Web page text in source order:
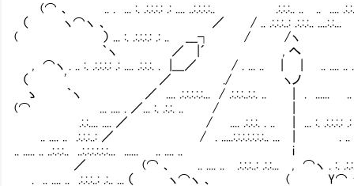
(⌒ 、 .. . ... :. .:.:.:.: .: .... ..:.:.:.:.. .:.:.:.. .. .. ....
（ ヽ⌒ヽ 、 ／ / .. .:.:.:..: .:.:.:.. ....:.:...
( ） ... :. .:.:.:.: .: .. ___┐ / /ヽ
｀ヽ ／ |´ , へ
, ⌒ヽ . .. :. .:.:.:.: .: .... .:.:.:. . |___／ / . ... .. | | .. .... ..
（ ' ／ ./ ヽノ
ゝ ｀ヽ ／ .... .:.:.:.:.:... / .:.:.:..:.:. .. | . ...... ..
(⌒ ... .... . ／... :. .:.:. .. / |
.:.:.... .... ／ / .... .:.:.:. . .. | ... :. .:.:.:.: .:
.. .... .. .:.:.:..: ／ / . .....:.:.:.:.:.:.:.. ... | . ..
.. ..... .. ..:.:.:.. ..:.:.:.:.:.:... ...... .. .... .. i
／ (⌒ 、 .. .... .. .:.:.:..: .:.:... , ⌒ヽ . :.
. .. .... .. .:.:.:..: .:.. ... （ ヽ⌒ヽ 、 ( Y⌒